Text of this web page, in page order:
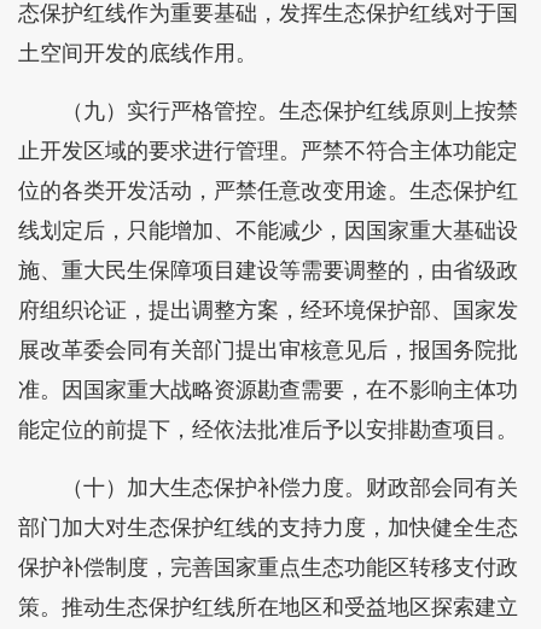
态保护红线作为重要基础，发挥生态保护红线对于国
土空间开发的底线作用。
（九）实行严格管控。生态保护红线原则上按禁
止开发区域的要求进行管理。严禁不符合主体功能定
位的各类开发活动，严禁任意改变用途。生态保护红
线划定后，只能增加、不能减少，因国家重大基础设
施、重大民生保障项目建设等需要调整的，由省级政
府组织论证，提出调整方案，经环境保护部、国家发
展改革委会同有关部门提出审核意见后，报国务院批
准。因国家重大战略资源勘查需要，在不影响主体功
能定位的前提下，经依法批准后予以安排勘查项目。
（十）加大生态保护补偿力度。财政部会同有关
部门加大对生态保护红线的支持力度，加快健全生态
保护补偿制度，完善国家重点生态功能区转移支付政
策。推动生态保护红线所在地区和受益地区探索建立